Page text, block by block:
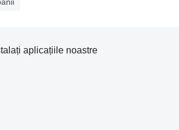
aplicațiile noastre